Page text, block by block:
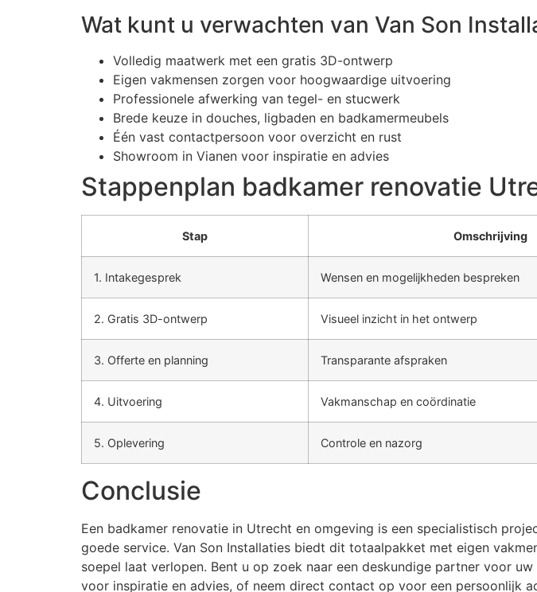
Wat kunt u verwachten van Van Son
Volledig maatwerk met een gratis 3D-ontwerp
Eigen vakmensen zorgen voor hoogwaardige uitvoering
Professionele afwerking van tegel- en stucwerk
Brede keuze in douches, ligbaden en badkamermeubels
Één vast contactpersoon voor overzicht en rust
Showroom in Vianen voor inspiratie en advies
Stappenplan badkamer renovatie
Stap Omschrijving
1. Intakegesprek Wensen en mogelijkheden bespreken
2. Gratis 3D-ontwerp Visueel inzicht in het ontwerp
3. Offerte en planning Transparante afspraken
4. Uitvoering Vakmanschap en coördinatie
5. Oplevering Controle en nazorg
Conclusie
Een badkamer renovatie in Utrecht en omgeving is een specialistisch
goede service. Van Son Installaties biedt dit totaalpakket met eigen
soepel laat verlopen. Bent u op zoek naar een deskundige partner voor
voor inspiratie en advies, of neem direct contact op voor een persoonlijk